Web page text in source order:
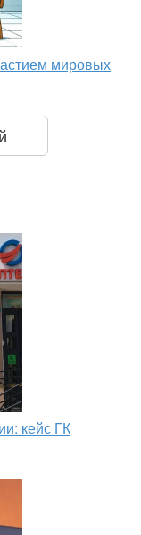
мировых
кейс ГК